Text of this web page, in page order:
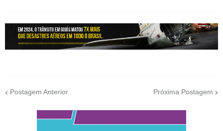
Postagem Anterior Próxima Postagem